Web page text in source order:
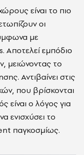
είναι το πιο
οι
με
Αποτελεί εμπόδιο
μειώνοντας το
Αντιβαίνει στις
που βρίσκονται
είναι ο λόγος για
ενισχύσει το
παγκοσμίως.